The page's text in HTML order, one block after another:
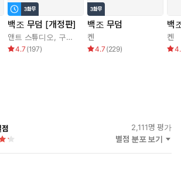
백조 무덤 [개정판]
앤트 스튜디오, 구물
4.7 (197)
백조 무덤
켄
4.7 (229)
백
켄
2,111명 평가
별점 분포 보기